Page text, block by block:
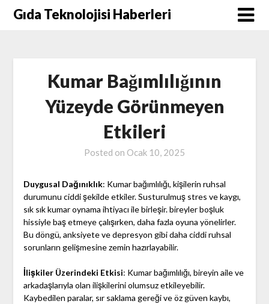
SkipGıda Teknolojisi Haberleri
Kumar Bağımlılığının
Yüzeyde Görünmeyen
Etkileri
Posted on Ocak 10, 2025
Duygusal Dağınıklık: Kumar bağımlılığı, kişilerin ruhsal
durumunu ciddi şekilde etkiler. Susturulmuş stres ve kaygı,
sık sık kumar oynama ihtiyacı ile birleşir. bireyler boşluk
hissiyle baş etmeye çalışırken, daha fazla oyuna yönelirler.
Bu döngü, anksiyete ve depresyon gibi daha ciddi ruhsal
sorunların gelişmesine zemin hazırlayabilir.
İlişkiler Üzerindeki Etkisi: Kumar bağımlılığı, bireyin aile ve
arkadaşlarıyla olan ilişkilerini olumsuz etkileyebilir.
Kaybedilen paralar, sır saklama gereği ve öz güven kaybı,